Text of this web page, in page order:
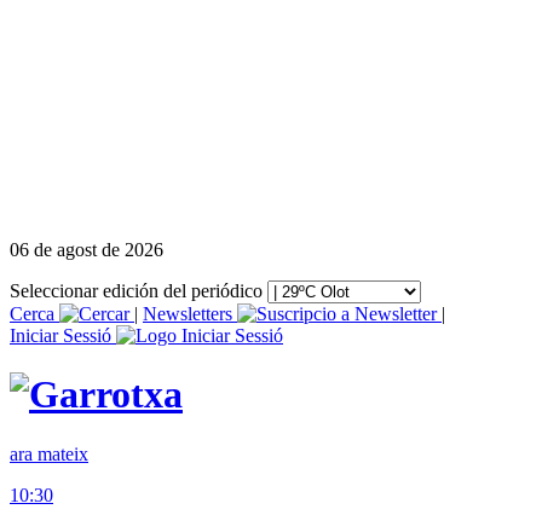
06 de agost de 2026
Seleccionar edición del periódico
Cerca
| Newsletters
|
Iniciar Sessió
ara mateix
10:30